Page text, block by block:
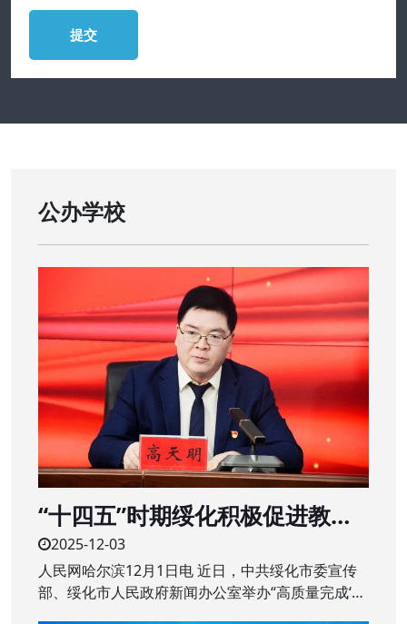
提交
公办学校
“十四五”时期绥化积极促进教育
质量提升 建设“家门口”的优质学
校
2025-12-03
人民网哈尔滨12月1日电 近日，中共绥化市委宣传
部、绥化市人民政府新闻办公室举办“高质量完成‘十